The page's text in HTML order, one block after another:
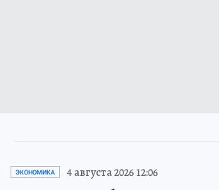
ЭКОНОМИКА 4 августа 2026 12:06